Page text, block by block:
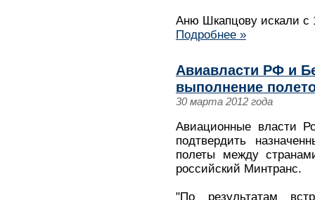
Аню Шкапцову искали с
Подробнее »
Авиавласти РФ и
выполнение
30 марта 2012 года
Авиационные власти
подтвердить
полеты между
российский Минтранс.
"По результатам